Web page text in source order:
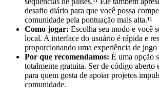
desafio diário para que você possa
comunidade pela pontuação mais alta.¹¹
Como jogar: Escolha seu modo e você
local. A interface do usuário é rápida e
proporcionando uma experiência de jogo
Por que recomendamos: É uma opção
totalmente gratuita. Ser de código aberto
para quem gosta de apoiar projetos
comunidade.